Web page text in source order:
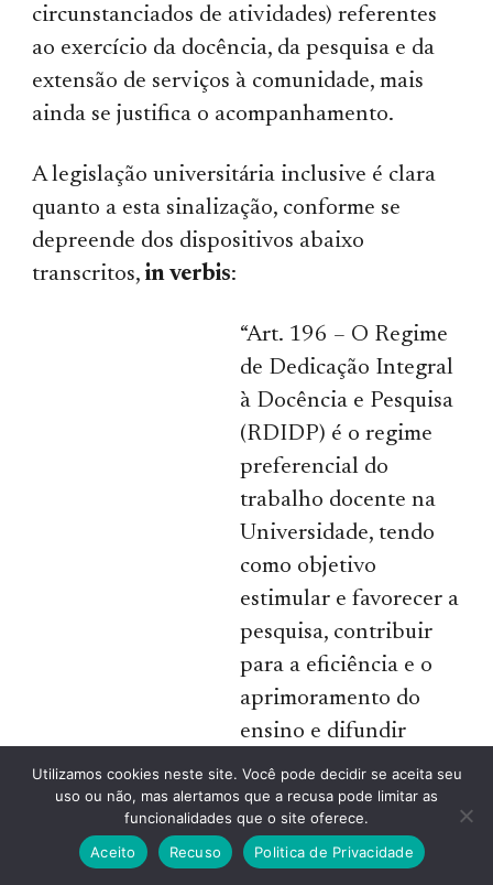
circunstanciados de atividades) referentes
ao exercício da docência, da pesquisa e da
extensão de serviços à comunidade, mais
ainda se justifica o acompanhamento.
A legislação universitária inclusive é clara
quanto a esta sinalização, conforme se
depreende dos dispositivos abaixo
transcritos,in verbis:
“Art. 196 – O Regime
de Dedicação Integral
à Docência e Pesquisa
(RDIDP) é o regime
preferencial do
trabalho docente na
Universidade, tendo
como objetivo
estimular e favorecer a
pesquisa, contribuir
para a eficiência e o
aprimoramento do
ensino e difundir
conhecimento.
(Regimento Geral da
USP – Resolução nº
3.745/90).
Utilizamos cookies neste site. Você pode decidir se aceita seu
uso ou não, mas alertamos que a recusa pode limitar as
funcionalidades que o site oferece.
Aceito
Recuso Politica de Privacidade